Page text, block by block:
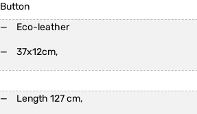
Button
Eco-leather
37x12cm,
Length 127 cm,